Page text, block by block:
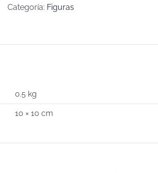
7
733)
Categoría: Figuras
0.5 kg
10 × 10 cm